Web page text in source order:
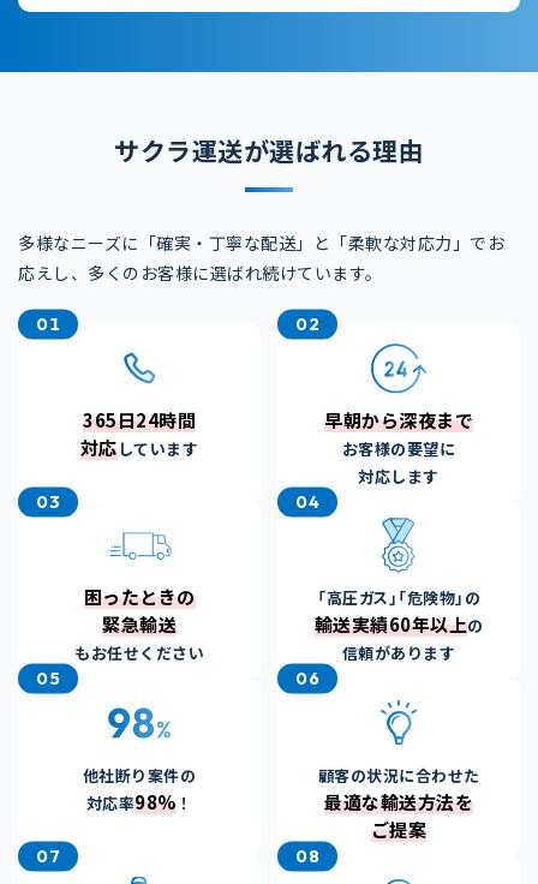
サクラ運送が選ばれる理由
多様なニーズに「確実・丁寧な配送」と「柔軟な対応力」でお
応えし、 多くのお客様に選ばれ続けています。
01
365日24時間
対応しています
02
早朝から深夜まで
お客様の要望に
対応します
03
困ったときの
緊急輸送
もお任せください
04
「高圧ガス」「危険物」の
輸送実績60年以上の
信頼があります
05
他社断り案件の
対応率98%！
06
顧客の状況に合わせた
最適な輸送方法を
ご提案
07 08